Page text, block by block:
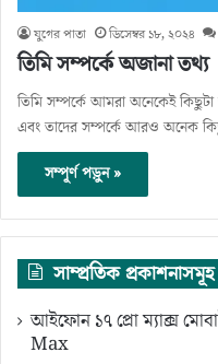
যুগের পাতা ডিসেম্বর ১৮, ২০২৪
তিমি সম্পর্কে অজানা তথ্য
তিমি সম্পর্কে আমরা অনেকেই কিছুটা
এবং তাদের সম্পর্কে আরও অনেক
সম্পূর্ণ পড়ুন »
সাম্প্রতিক প্রকাশনাসমূহ
আইফোন ১৭ প্রো ম্যাক্স
Max